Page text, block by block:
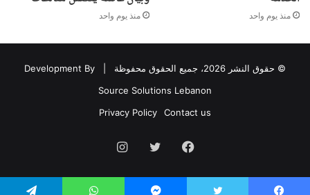
منذ يوم واحد منذ يوم واحد
© حقوق النشر 2026، جميع الحقوق محفوظة |
Development By
Source Solutions Lebanon
Contact us
Privacy Policy
فيسبوك تويتر انستقرام